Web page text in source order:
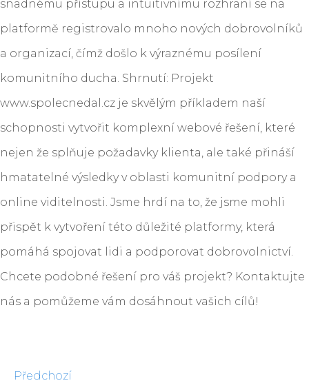
snadnému přístupu a intuitivnímu rozhraní se na
platformě registrovalo mnoho nových dobrovolníků
a organizací, čímž došlo k výraznému posílení
komunitního ducha. Shrnutí: Projekt
www.spolecnedal.cz je skvělým příkladem naší
schopnosti vytvořit komplexní webové řešení, které
nejen že splňuje požadavky klienta, ale také přináší
hmatatelné výsledky v oblasti komunitní podpory a
online viditelnosti. Jsme hrdí na to, že jsme mohli
přispět k vytvoření této důležité platformy, která
pomáhá spojovat lidi a podporovat dobrovolnictví.
Chcete podobné řešení pro váš projekt? Kontaktujte
nás a pomůžeme vám dosáhnout vašich cílů!
Předchozí